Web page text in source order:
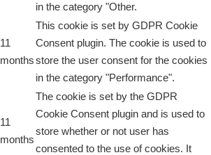
in the category "Other.
11
months
This cookie is set by GDPR Cookie
Consent plugin. The cookie is used to
store the user consent for the cookies
in the category "Performance".
11
months
The cookie is set by the GDPR
Cookie Consent plugin and is used to
store whether or not user has
consented to the use of cookies. It